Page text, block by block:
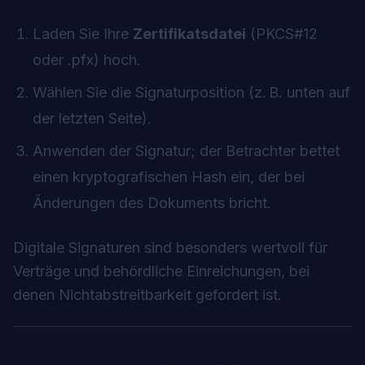
Laden Sie Ihre Zertifikatsdatei (PKCS#12
oder .pfx) hoch.
Wählen Sie die Signaturposition (z. B. unten auf
der letzten Seite).
Anwenden der Signatur; der Betrachter bettet
einen kryptografischen Hash ein, der bei
Änderungen des Dokuments bricht.
Digitale Signaturen sind besonders wertvoll für
Verträge und behördliche Einreichungen, bei
denen Nichtabstreitbarkeit gefordert ist.